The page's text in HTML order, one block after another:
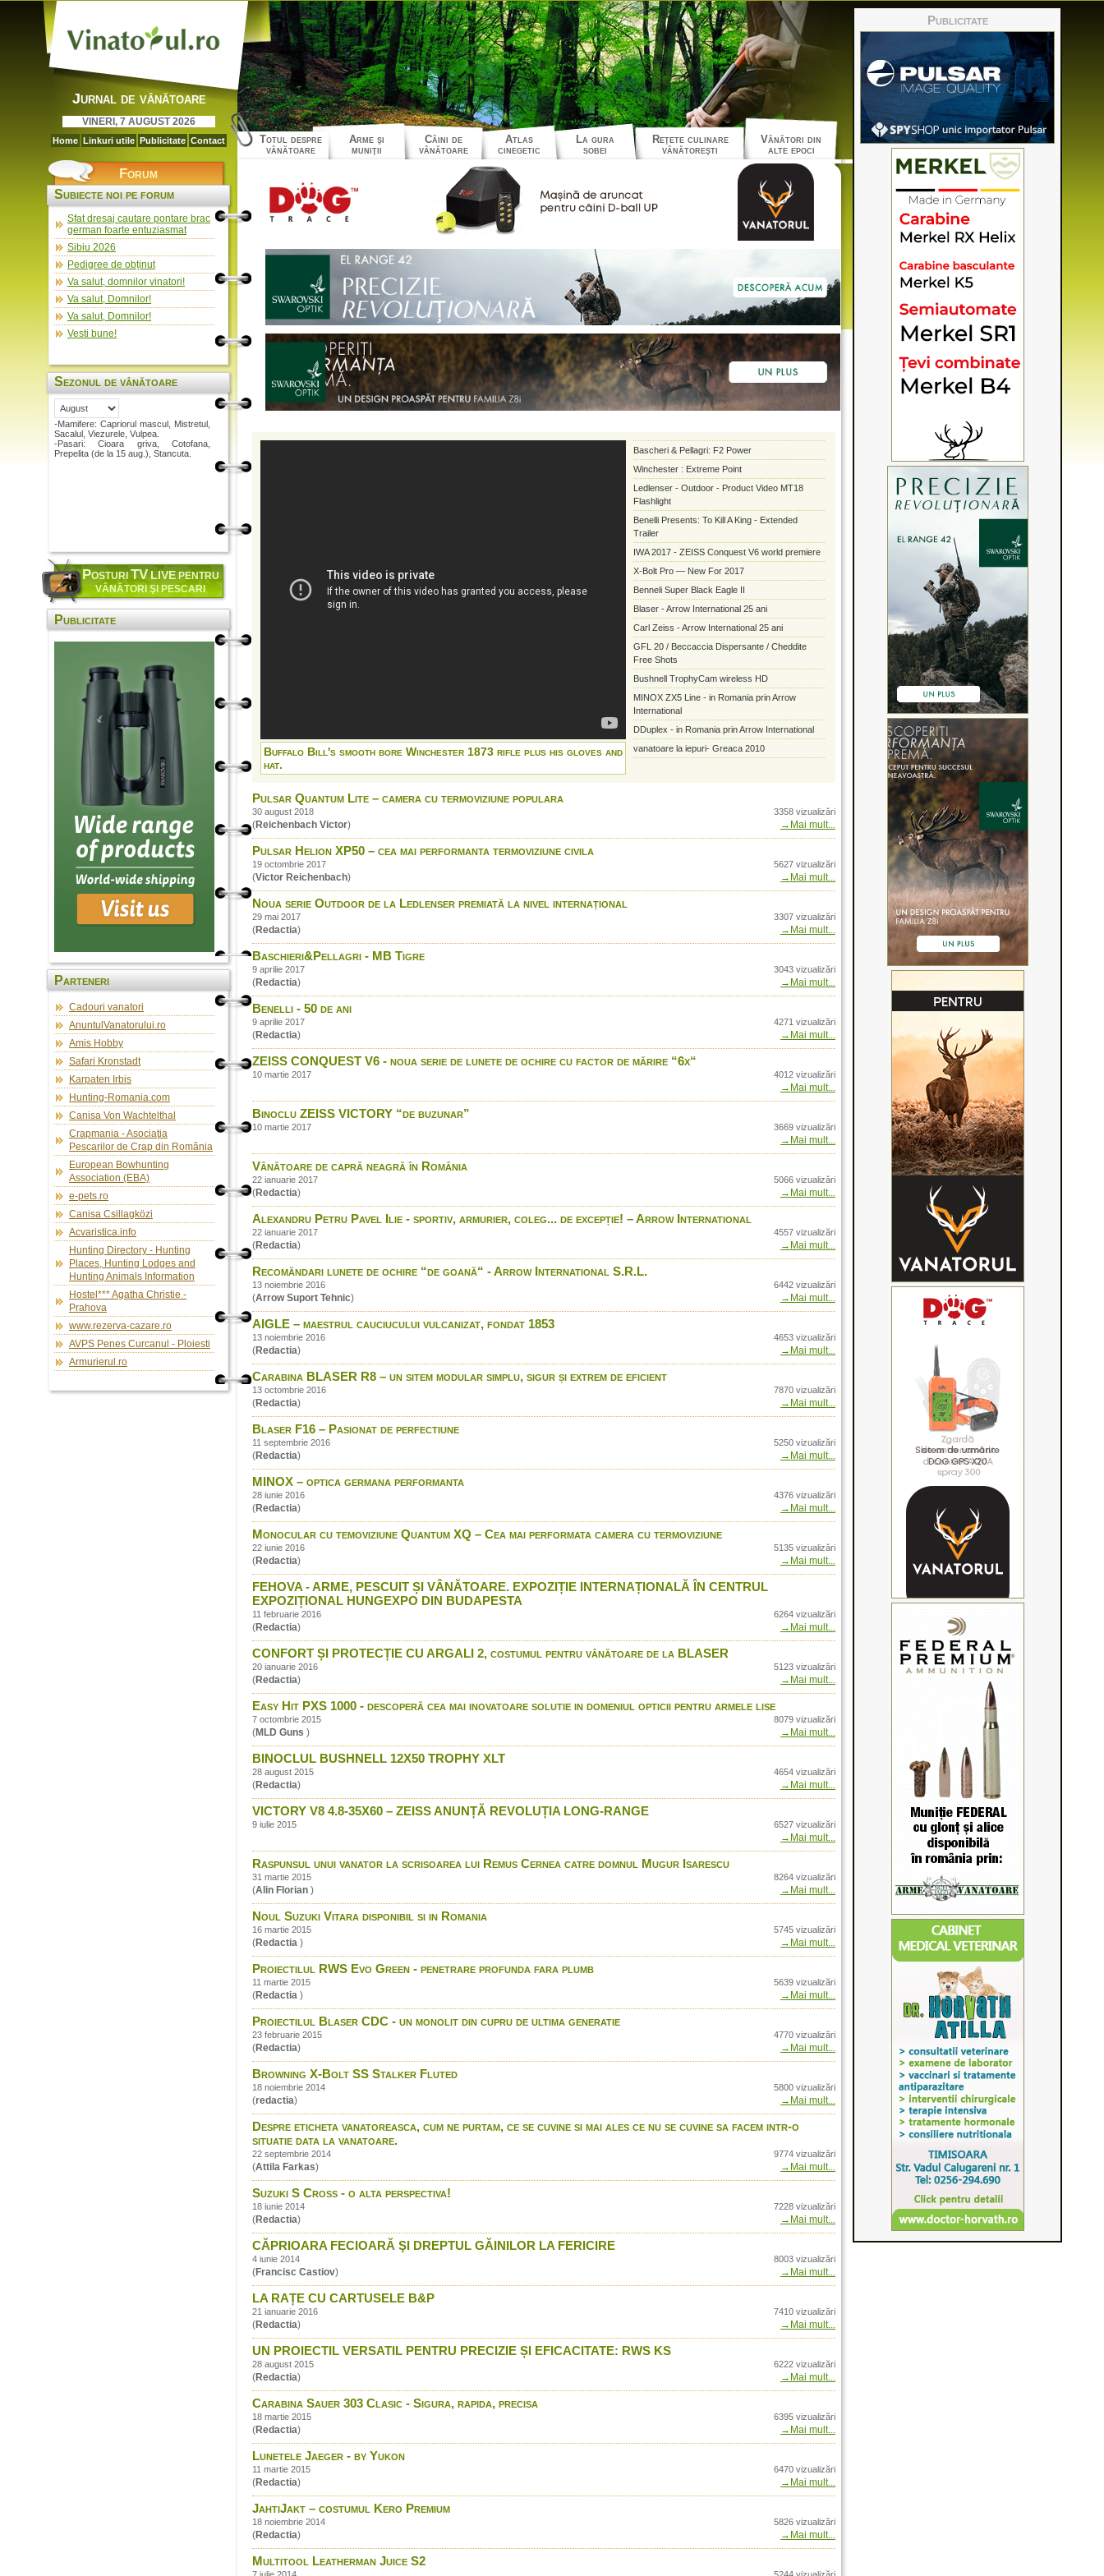
Jurnal de vânătoare
VINERI, 7 AUGUST 2026
Home Linkuri utile Publicitate Contact
Totul despre
vânătoare
Arme şi
muniţii
Câini de
vânătoare
Atlas
cinegetic
La gura
sobei
Reţete culinare
vânătoreşti
Vânători din
alte epoci
Publicitate
Forum
Subiecte noi pe forum
Sfat dresaj cautare pontare brac
german foarte entuziasmat
Sibiu 2026
Pedigree de obținut
Va salut, domnilor vinatori!
Va salut, Domnilor!
Va salut, Domnilor!
Vesti bune!
Sezonul de vânătoare
-Mamifere: Capriorul mascul, Mistretul,
Sacalul, Viezurele, Vulpea.
-Pasari: Cioara griva, Cotofana,
Prepelita (de la 15 aug.), Stancuta.
POSTURITV LIVEPENTRU
VÂNĂTORI ŞI PESCARI
Publicitate
Parteneri
Cadouri vanatori
AnuntulVanatorului.ro
Amis Hobby
Safari Kronstadt
Karpaten Irbis
Hunting-Romania.com
Canisa Von Wachtelthal
Crapmania - Asociaţia
Pescarilor de Crap din România
European Bowhunting
Association (EBA)
e-pets.ro
Canisa Csillagközi
Acvaristica.info
Hunting Directory - Hunting
Places, Hunting Lodges and
Hunting Animals Information
Hostel*** Agatha Christie -
Prahova
www.rezerva-cazare.ro
AVPS Penes Curcanul - Ploiesti
Armurierul.ro
Buffalo Bill's smooth bore Winchester 1873 rifle plus his gloves and
hat.
Bascheri & Pellagri: F2 Power
Winchester : Extreme Point
Ledlenser - Outdoor - Product Video MT18
Flashlight
Benelli Presents: To Kill A King - Extended
Trailer
IWA 2017 - ZEISS Conquest V6 world premiere
X-Bolt Pro — New For 2017
Benneli Super Black Eagle II
Blaser - Arrow International 25 ani
Carl Zeiss - Arrow International 25 ani
GFL 20 / Beccaccia Dispersante / Cheddite
Free Shots
Bushnell TrophyCam wireless HD
MINOX ZX5 Line - in Romania prin Arrow
International
DDuplex - in Romania prin Arrow International
vanatoare la iepuri- Greaca 2010
Blaser long range shooting
Blaser long range shooting
Buffalo Bill's smooth bore Winchester 1873
Led lenser P7.2
Carabina Mauser M03 - in Romania prin Arrow
Braconaj la cerb surprins de camere de
supraveghere
Easy Hit PXS 1000 - in lumina slaba
Cartuse B&P
vanatoare
XPR -- Xprience Performance. Winchester
LED LENSER® - The Light: Sport and Outdoor
Prinderi rapide luneta Contessa - prin
Vanatoare de lup traditionala cu ogari in Rusia,
Bushnell BackTrack Point-3 and Point-5
Bocancii Premium JahtiJakt- in Romania doar
Benelli Vinci - In Romania prin Arrow
Proiectil unic monolit DDuplex
Gamo Bull Whisper Extreme prin Arrow
International
Raffaello Promo ITA prin Arrow International
ahti Jakt - Costumul Camo in Romania prin
Arrow International
Browning Dirty Bird Waterfowl Clothing
Zeiss VICTORY V8 in Romania prin Arrow
Blaser R8 - descoperiti secretul versatilitatii
Browning X BOLT SF - noutate tenica 2014
Benalli Raffaello Power Bore şi Raffaello Black -
Led Lenser Seria SEO - lanterne pentru oamenii
Munitia Winchester noi produse pentru sezonul
2014.
Zeiss Training Academy - sau cum reglam
Bushnell Trophy XLT - binocluri si lunete in
Jahti Jakt bocanci Supreme in Romania doar
LED LENSER P7 2 in Romania doar prin Arrow
Benelli Duck Commander - Vinci Max4 in
DDupleks - Test comparativ penetrare Monolit
32 si glont de carabina SP
Blaser F3- in Romania prin Arrow International
Camere Flir™ modelele PS24 PS32 in Romania
Browning A5 - Conceptul Total Barrel Dynamics
LED LENSER® P17R in Romania doar prin
Browning A5 in Romania - prin Arrow
Munitie Winchester Power Max Bonded - In
Browning A5 in actiune - Vanatoare de gasca in
Pulsar Quantum Lite – camera cu termoviziune populara
30 august 2018 3358 vizualizări
(Reichenbach Victor) →Mai mult...
Pulsar Helion XP50 – cea mai performanta termoviziune civila
19 octombrie 2017 5627 vizualizări
(Victor Reichenbach) →Mai mult...
Noua serie Outdoor de la Ledlenser premiată la nivel internațional
29 mai 2017 3307 vizualizări
(Redactia) →Mai mult...
Baschieri&Pellagri - MB Tigre
9 aprilie 2017 3043 vizualizări
(Redactia) →Mai mult...
Benelli - 50 de ani
9 aprilie 2017 4271 vizualizări
(Redactia) →Mai mult...
ZEISS CONQUEST V6 - noua serie de lunete de ochire cu factor de mărire “6x“
10 martie 2017 4012 vizualizări
→Mai mult...
Binoclu ZEISS VICTORY “de buzunar”
10 martie 2017 3669 vizualizări
→Mai mult...
Vânătoare de capră neagră în România
22 ianuarie 2017 5066 vizualizări
(Redactia) →Mai mult...
Alexandru Petru Pavel Ilie - sportiv, armurier, coleg... de excepție! – Arrow International
22 ianuarie 2017 4557 vizualizări
(Redactia) →Mai mult...
Recomăndari lunete de ochire “de goană“ - Arrow International S.R.L.
13 noiembrie 2016 6442 vizualizări
(Arrow Suport Tehnic) →Mai mult...
AIGLE – maestrul cauciucului vulcanizat, fondat 1853
13 noiembrie 2016 4653 vizualizări
(Redactia) →Mai mult...
Carabina BLASER R8 – un sitem modular simplu, sigur și extrem de eficient
13 octombrie 2016 7870 vizualizări
(Redactia) →Mai mult...
Blaser F16 – Pasionat de perfectiune
11 septembrie 2016 5250 vizualizări
(Redactia) →Mai mult...
MINOX – optica germana performanta
28 iunie 2016 4376 vizualizări
(Redactia) →Mai mult...
Monocular cu temoviziune Quantum XQ – Cea mai performata camera cu termoviziune
22 iunie 2016 5135 vizualizări
(Redactia) →Mai mult...
FEHOVA - ARME, PESCUIT ȘI VÂNĂTOARE. EXPOZIȚIE INTERNAȚIONALĂ ÎN CENTRUL
EXPOZIȚIONAL HUNGEXPO DIN BUDAPESTA
11 februarie 2016 6264 vizualizări
(Redactia) →Mai mult...
CONFORT ȘI PROTECȚIE CU ARGALI 2, costumul pentru vânătoare de la BLASER
20 ianuarie 2016 5123 vizualizări
(Redactia) →Mai mult...
Easy Hit PXS 1000 - descoperă cea mai inovatoare solutie in domeniul opticii pentru armele lise
7 octombrie 2015 8079 vizualizări
(MLD Guns ) →Mai mult...
BINOCLUL BUSHNELL 12X50 TROPHY XLT
28 august 2015 4654 vizualizări
(Redactia) →Mai mult...
VICTORY V8 4.8-35X60 – ZEISS ANUNȚĂ REVOLUȚIA LONG-RANGE
9 iulie 2015 6527 vizualizări
→Mai mult...
Raspunsul unui vanator la scrisoarea lui Remus Cernea catre domnul Mugur Isarescu
31 martie 2015 8264 vizualizări
(Alin Florian ) →Mai mult...
Noul Suzuki Vitara disponibil si in Romania
16 martie 2015 5745 vizualizări
(Redactia ) →Mai mult...
Proiectilul RWS Evo Green - penetrare profunda fara plumb
11 martie 2015 5639 vizualizări
(Redactia ) →Mai mult...
Proiectilul Blaser CDC - un monolit din cupru de ultima generatie
23 februarie 2015 4770 vizualizări
(Redactia) →Mai mult...
Browning X-Bolt SS Stalker Fluted
18 noiembrie 2014 5800 vizualizări
(redactia) →Mai mult...
Despre eticheta vanatoreasca, cum ne purtam, ce se cuvine si mai ales ce nu se cuvine sa facem intr-o
situatie data la vanatoare.
22 septembrie 2014 9774 vizualizări
(Attila Farkas) →Mai mult...
Suzuki S Cross - o alta perspectiva!
18 iunie 2014 7228 vizualizări
(Redactia) →Mai mult...
CĂPRIOARA FECIOARĂ ŞI DREPTUL GĂINILOR LA FERICIRE
4 iunie 2014 8003 vizualizări
(Francisc Castiov) →Mai mult...
LA RAȚE CU CARTUSELE B&P
21 ianuarie 2016 7410 vizualizări
(Redactia) →Mai mult...
UN PROIECTIL VERSATIL PENTRU PRECIZIE ȘI EFICACITATE: RWS KS
28 august 2015 6222 vizualizări
(Redactia) →Mai mult...
Carabina Sauer 303 Clasic - Sigura, rapida, precisa
18 martie 2015 6395 vizualizări
(Redactia) →Mai mult...
Lunetele Jaeger - by Yukon
11 martie 2015 6470 vizualizări
(Redactia) →Mai mult...
JahtiJakt – costumul Kero Premium
18 noiembrie 2014 5826 vizualizări
(Redactia) →Mai mult...
Multitool Leatherman Juice S2